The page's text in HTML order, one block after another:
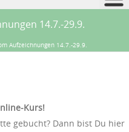
14.7.-29.9.
Aufzeichnungen 14.7.-29.9.
Kurs!
gebucht? Dann bist Du hier